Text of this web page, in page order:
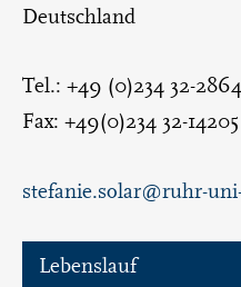
Deutschland
Tel.: +49 (0)234 32-
Fax: +49(0)234 32-14205
stefanie.solar@ruhr-
Lebenslauf